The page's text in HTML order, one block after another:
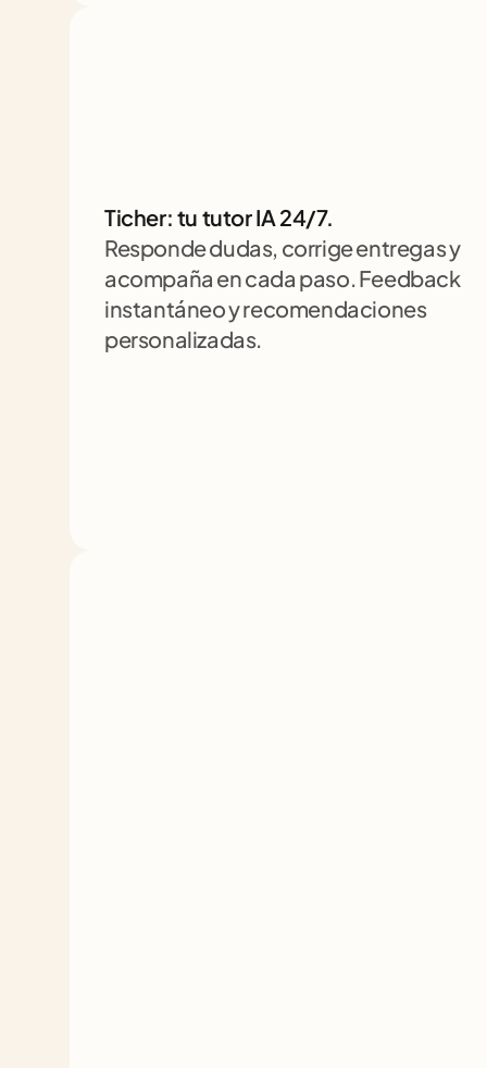
Ticher: tu tutor IA 24/7.
Responde dudas, corrige entregas y
acompaña en cada paso. Feedback
instantáneo y recomendaciones
personalizadas.